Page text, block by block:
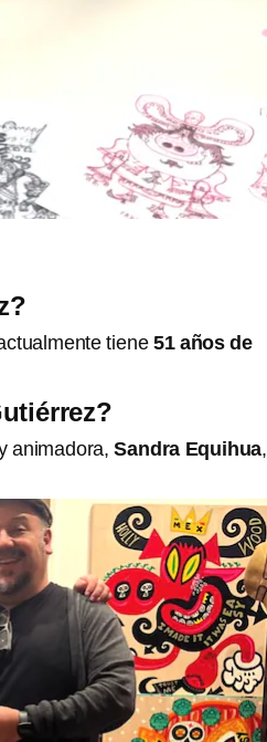
tiene51 años de
animadora,Sandra Equihua,